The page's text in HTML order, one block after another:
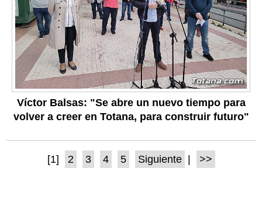
Víctor Balsas: "Se abre un nuevo tiempo para
volver a creer en Totana, para construir futuro"
[1] 2 3 4 5 Siguiente | >>